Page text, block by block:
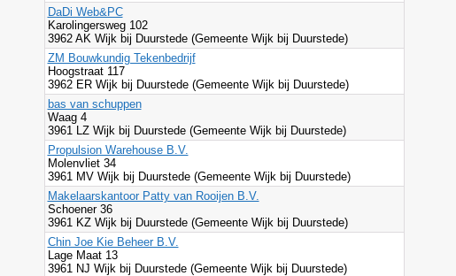
DaDi Web&PC
Karolingersweg 102
3962 AK Wijk bij Duurstede (Gemeente Wijk bij Duurstede)
ZM Bouwkundig Tekenbedrijf
Hoogstraat 117
3962 ER Wijk bij Duurstede (Gemeente Wijk bij Duurstede)
bas van schuppen
Waag 4
3961 LZ Wijk bij Duurstede (Gemeente Wijk bij Duurstede)
Propulsion Warehouse B.V.
Molenvliet 34
3961 MV Wijk bij Duurstede (Gemeente Wijk bij Duurstede)
Makelaarskantoor Patty van Rooijen B.V.
Schoener 36
3961 KZ Wijk bij Duurstede (Gemeente Wijk bij Duurstede)
Chin Joe Kie Beheer B.V.
Lage Maat 13
3961 NJ Wijk bij Duurstede (Gemeente Wijk bij Duurstede)